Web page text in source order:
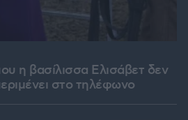
η βασίλισσα Ελισάβετ δεν
στο τηλέφωνο